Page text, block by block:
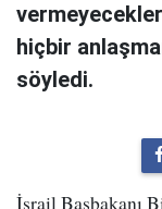
hiçbir
söyledi.
İsrail Başbakanı